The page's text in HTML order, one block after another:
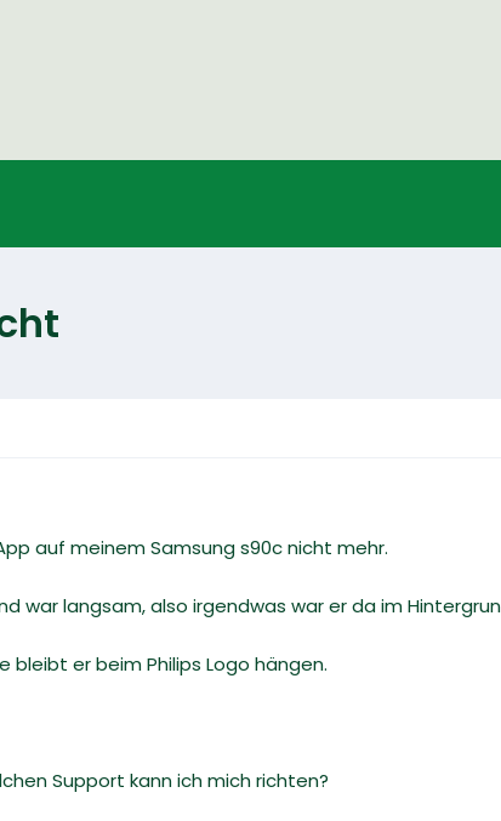
auf meinem Samsung s90c nicht mehr.
war langsam, also irgendwas war er da im
bleibt er beim Philips Logo hängen.
Support kann ich mich richten?